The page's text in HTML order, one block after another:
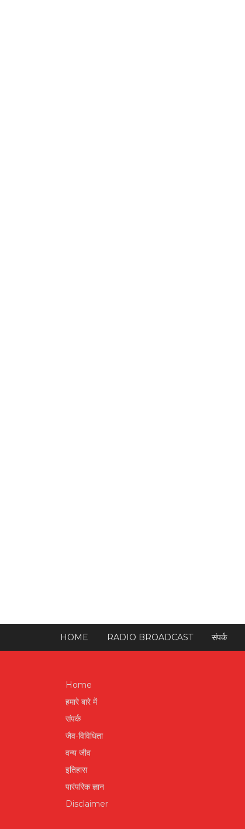
HOME RADIO BROADCAST संपर्क
Home
हमारे बारे में
संपर्क
जैव-विविधिता
वन्य जीव
इतिहास
पारंपरिक ज्ञान
Disclaimer